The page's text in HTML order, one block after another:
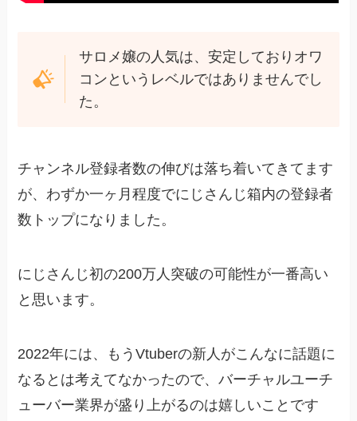
サロメ嬢の人気は、安定しておりオワ
コンというレベルではありませんでし
た。
チャンネル登録者数の伸びは落ち着いてきてます
が、わずか一ヶ月程度でにじさんじ箱内の登録者
数トップになりました。
にじさんじ初の200万人突破の可能性が一番高い
と思います。
2022年には、もうVtuberの新人がこんなに話題に
なるとは考えてなかったので、バーチャルユーチ
ューバー業界が盛り上がるのは嬉しいことです